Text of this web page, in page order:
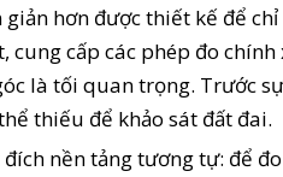
hơn được thiết kế để chỉ
cấp các phép đo
là tối quan trọng. Trước
thiếu để khảo sát đất đai.
nền tảng tương tự: để